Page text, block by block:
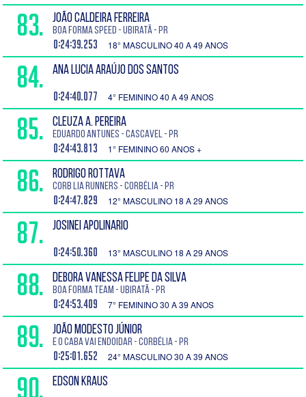
83. JOÃO CALDEIRA FERREIRA
Boa Forma Speed - Ubiratã - PR
0:24:39.253 18° MASCULINO 40 A 49 ANOS
84. ANA LUCIA ARAÚJO DOS SANTOS
0:24:40.077 4° FEMININO 40 A 49 ANOS
85. CLEUZA A. PEREIRA
EDUARDO ANTUNES - Cascavel - PR
0:24:43.813 1° FEMININO 60 ANOS +
86. RODRIGO ROTTAVA
Corb lia Runners - Corbélia - PR
0:24:47.829 12° MASCULINO 18 A 29 ANOS
87. JOSINEI APOLINARIO
0:24:50.360 13° MASCULINO 18 A 29 ANOS
88. DEBORA VANESSA FELIPE DA SILVA
Boa Forma Team - Ubiratã - PR
0:24:53.409 7° FEMININO 30 A 39 ANOS
89. JOÃO MODESTO JÚNIOR
E o Caba Vai Endoidar - Corbélia - PR
0:25:01.652 24° MASCULINO 30 A 39 ANOS
90. EDSON KRAUS